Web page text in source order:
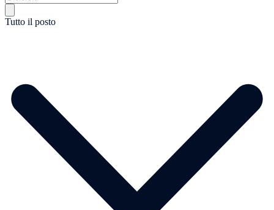
Tutto il posto